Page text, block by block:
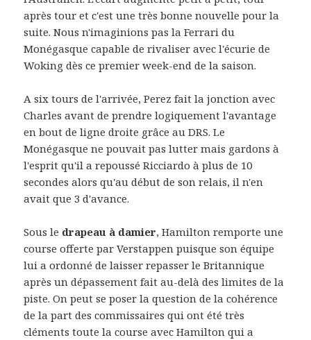
après tour et c'est une très bonne nouvelle pour la
suite. Nous n'imaginions pas la Ferrari du
Monégasque capable de rivaliser avec l'écurie de
Woking dès ce premier week-end de la saison.
A six tours de l'arrivée, Perez fait la jonction avec
Charles avant de prendre logiquement l'avantage
en bout de ligne droite grâce au DRS. Le
Monégasque ne pouvait pas lutter mais gardons à
l'esprit qu'il a repoussé Ricciardo à plus de 10
secondes alors qu'au début de son relais, il n'en
avait que 3 d'avance.
Sous le drapeau à damier, Hamilton remporte une
course offerte par Verstappen puisque son équipe
lui a ordonné de laisser repasser le Britannique
après un dépassement fait au-delà des limites de la
piste. On peut se poser la question de la cohérence
de la part des commissaires qui ont été très
cléments toute la course avec Hamilton qui a